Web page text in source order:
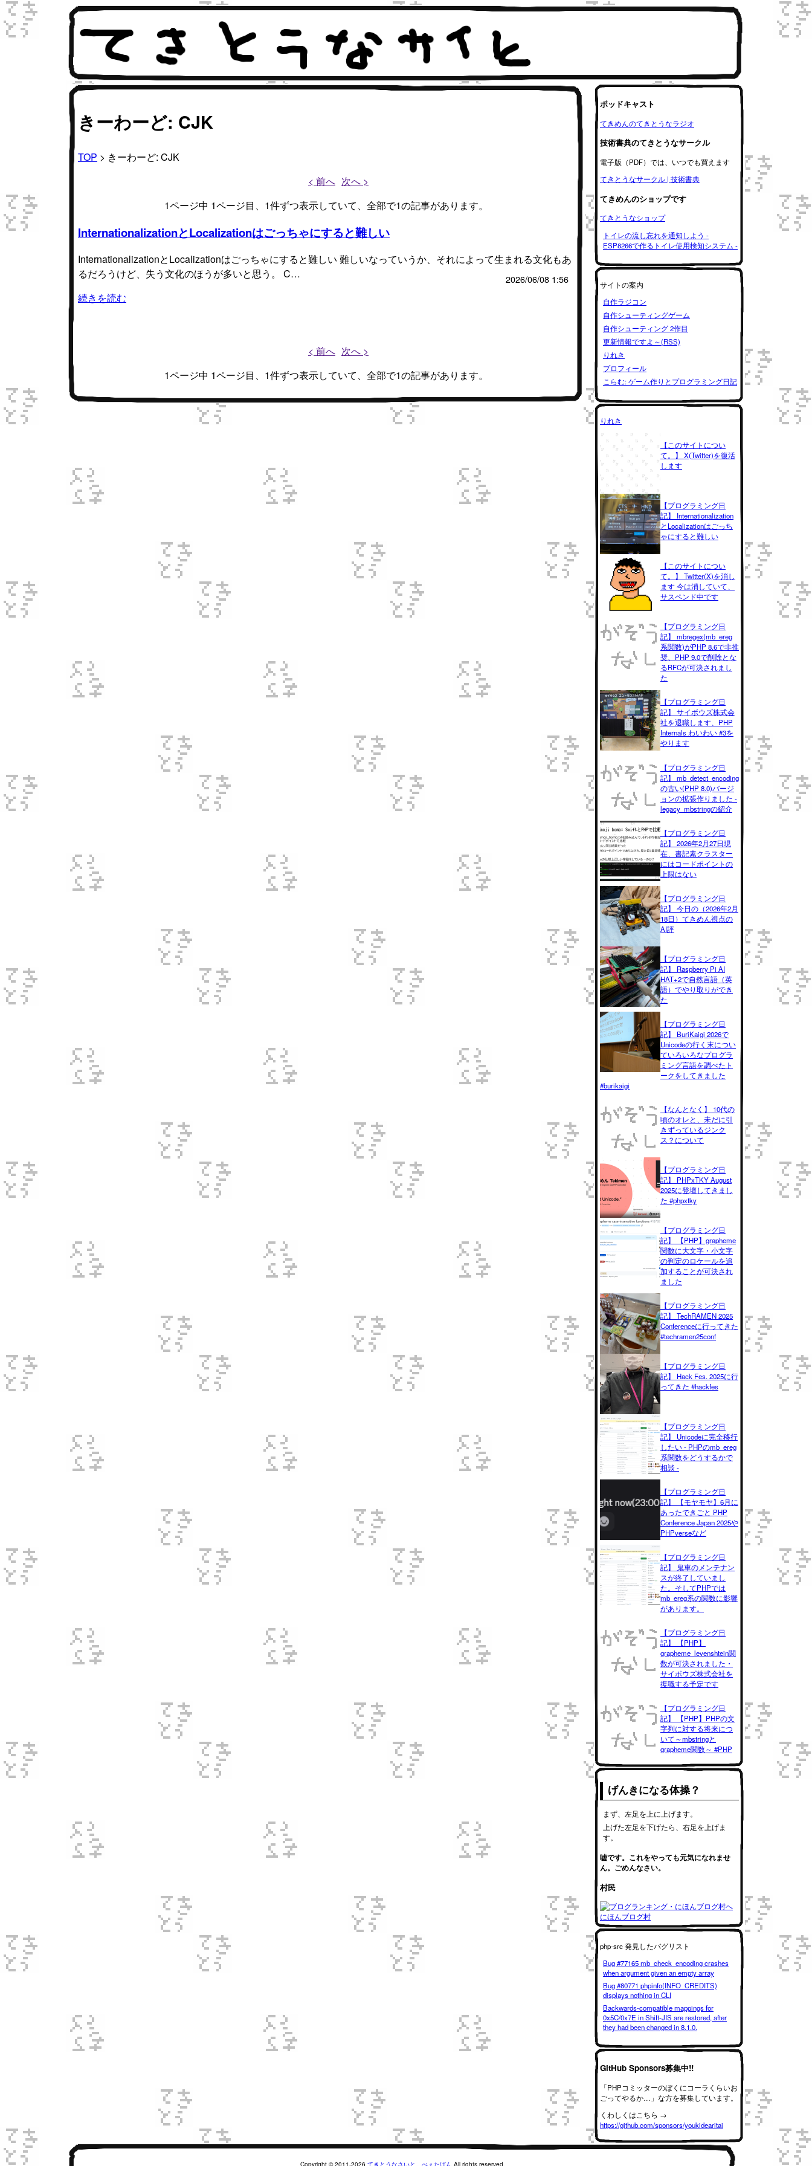
きーわーど: CJK
TOP > きーわーど: CJK
< 前へ 次へ >
1ページ中 1ページ目、1件ずつ表示していて、全部で1の記事があります。
InternationalizationとLocalizationはごっちゃにすると難しい
InternationalizationとLocalizationはごっちゃにすると難しい 難しいなっていうか、それによって生まれる文化もあ
るだろうけど、失う文化のほうが多いと思う。 C…
2026/06/08 1:56
続きを読む
< 前へ 次へ >
1ページ中 1ページ目、1件ずつ表示していて、全部で1の記事があります。
ポッドキャスト
てきめんのてきとうなラジオ
技術書典のてきとうなサークル
電子版（PDF）では、いつでも買えます
てきとうなサークル | 技術書典
てきめんのショップです
てきとうなショップ
トイレの流し忘れを通知しよう -
ESP8266で作るトイレ使用検知システム -
サイトの案内
自作ラジコン
自作シューティングゲーム
自作シューティング 2作目
更新情報ですよ～(RSS)
りれき
プロフィール
こらむ: ゲーム作りとプログラミング日記
りれき
【このサイトについ
て。】 X(Twitter)を復活
します
【プログラミング日
記】 Internationalization
とLocalizationはごっち
ゃにすると難しい
【このサイトについ
て。】 Twitter(X)を消し
ます 今は消していて、
サスペンド中です
【プログラミング日
記】 mbregex(mb_ereg
系関数)がPHP 8.6で非推
奨、PHP 9.0で削除とな
るRFCが可決されまし
た
【プログラミング日
記】 サイボウズ株式会
社を退職します、PHP
Internals わいわい #3を
やります
【プログラミング日
記】 mb_detect_encoding
の古い(PHP 8.0)バージ
ョンの拡張作りました -
legacy_mbstringの紹介
【プログラミング日
記】 2026年2月27日現
在、書記素クラスター
にはコードポイントの
上限はない
【プログラミング日
記】 今日の（2026年2月
18日）てきめん視点の
AI評
【プログラミング日
記】 Raspberry Pi AI
HAT+2で自然言語（英
語）でやり取りができ
た
【プログラミング日
記】 BuriKaigi 2026で
Unicodeの行く末につい
ていろいろなプログラ
ミング言語を調べたト
ークをしてきました
#burikaigi
【なんとなく】 10代の
頃のオレと、未だに引
きずっているジンク
ス？について
【プログラミング日
記】 PHPxTKY August
2025に登壇してきまし
た #phpxtky
【プログラミング日
記】 【PHP】grapheme
関数に大文字・小文字
の判定のロケールを追
加することが可決され
ました
【プログラミング日
記】 TechRAMEN 2025
Conferenceに行ってきた
#techramen25conf
【プログラミング日
記】 Hack Fes. 2025に行
ってきた #hackfes
【プログラミング日
記】 Unicodeに完全移行
したい - PHPのmb_ereg
系関数をどうするかで
相談 -
【プログラミング日
記】 【モヤモヤ】6月に
あったできごと PHP
Conference Japan 2025や
PHPverseなど
【プログラミング日
記】 鬼車のメンテナン
スが終了していまし
た。そしてPHPでは
mb_ereg系の関数に影響
があります。
【プログラミング日
記】 【PHP】
grapheme_levenshtein関
数が可決されました・
サイボウズ株式会社を
復職する予定です
【プログラミング日
記】 【PHP】PHPの文
字列に対する将来につ
いて～mbstringと
grapheme関数～ #PHP
げんきになる体操？
まず、左足を上に上げます。
上げた左足を下げたら、右足を上げま
す。
嘘です。これをやっても元気になれませ
ん。ごめんなさい。
村民
にほんブログ村
php-src 発見したバグリスト
Bug #77165 mb_check_encoding crashes
when argument given an empty array
Bug #80771 phpinfo(INFO_CREDITS)
displays nothing in CLI
Backwards-compatible mappings for
0x5C/0x7E in Shift-JIS are restored, after
they had been changed in 8.1.0.
GitHub Sponsors募集中!!
「PHPコミッターのぼくにコーラくらいお
ごってやるか…」な方を募集しています。
くわしくはこちら →
https://github.com/sponsors/youkidearitai
Copyright © 2011-2026 てきとうなさいと。べぇたばん All rights reserved.